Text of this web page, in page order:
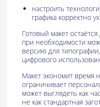
настроить
графика корректно
Готовый макет
при необходимости
версию для
цифрового
Макет экономит время
ограничивает
может выглядеть как
не как стандартная